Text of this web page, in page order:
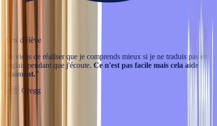
Avis d'élève
Je viens de réaliser que je comprends mieux si je ne traduis pas en
anglais pendant que j'écoute. Ce n'est pas facile mais cela aide
vraiment.”
🇺🇸 Gregg